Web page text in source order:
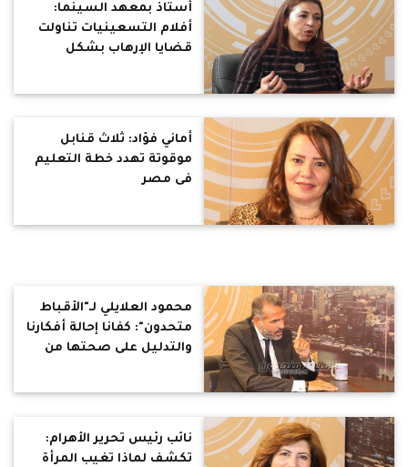
أستاذ بمعهد السينما:
أفلام التسعينيات تناولت
قضايا الإرهاب بشكل
أماني فؤاد: ثلاث قنابل
موقوتة تهدد خطة التعليم
فى مصر
محمود العلايلي لـ"الأقباط
متحدون": كفانا إحالة أفكارنا
والتدليل على صحتها من
نائب رئيس تحرير الأهرام:
تكشف لماذا تغيب المرأة